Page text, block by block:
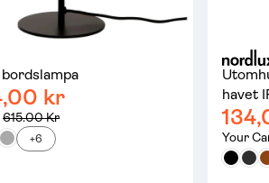
kr
615.00 Kr
+6
havet
Your